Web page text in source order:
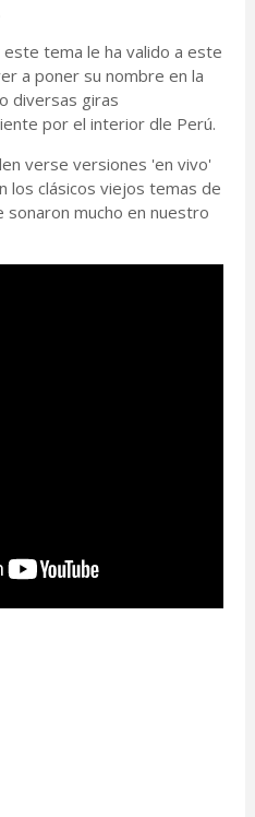
tema le ha valido a este
a poner su nombre en la
diversas giras
por el interior dle Perú.
verse versiones 'en vivo'
los clásicos viejos temas de
sonaron mucho en nuestro